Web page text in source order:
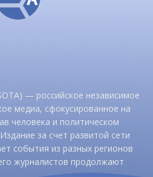
— российское независимое
медиа, сфокусированное на
человека и политическом
за счет развитой сети
события из разных регионов
журналистов продолжают